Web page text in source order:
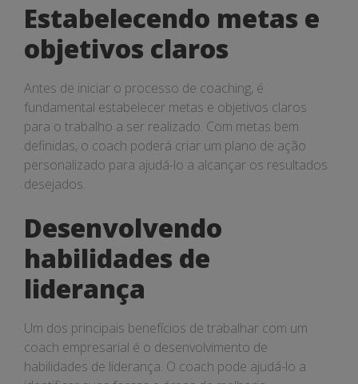
Estabelecendo metas e
objetivos claros
Antes de iniciar o processo de coaching, é
fundamental estabelecer metas e objetivos claros
para o trabalho a ser realizado. Com metas bem
definidas, o coach poderá criar um plano de ação
personalizado para ajudá-lo a alcançar os resultados
desejados.
Desenvolvendo
habilidades de
liderança
Um dos principais benefícios de trabalhar com um
coach empresarial é o desenvolvimento de
habilidades de liderança. O coach pode ajudá-lo a